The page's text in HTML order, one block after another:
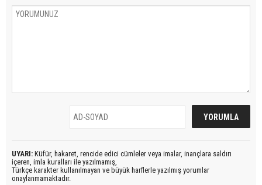
UYARI: Küfür, hakaret, rencide edici cümleler veya imalar, inançlara saldırı
içeren, imla kuralları ile yazılmamış,
Türkçe karakter kullanılmayan ve büyük harflerle yazılmış yorumlar
onaylanmamaktadır.